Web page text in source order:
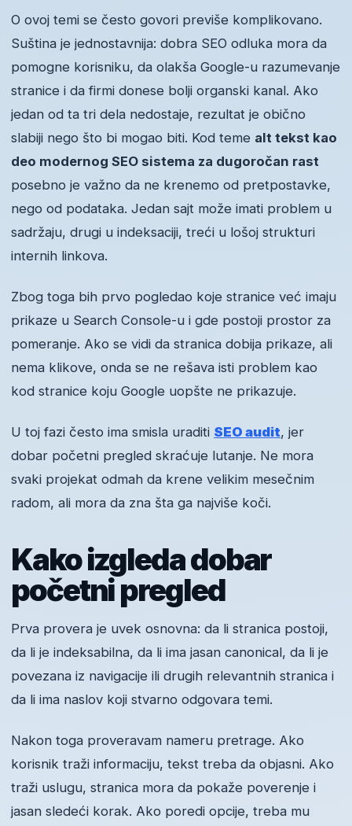
O ovoj temi se često govori previše komplikovano.
Suština je jednostavnija: dobra SEO odluka mora da
pomogne korisniku, da olakša Google-u razumevanje
stranice i da firmi donese bolji organski kanal. Ako
jedan od ta tri dela nedostaje, rezultat je obično
slabiji nego što bi mogao biti. Kod teme alt tekst kao
deo modernog SEO sistema za dugoročan rast
posebno je važno da ne krenemo od pretpostavke,
nego od podataka. Jedan sajt može imati problem u
sadržaju, drugi u indeksaciji, treći u lošoj strukturi
internih linkova.
Zbog toga bih prvo pogledao koje stranice već imaju
prikaze u Search Console-u i gde postoji prostor za
pomeranje. Ako se vidi da stranica dobija prikaze, ali
nema klikove, onda se ne rešava isti problem kao
kod stranice koju Google uopšte ne prikazuje.
U toj fazi često ima smisla uraditi SEO audit, jer
dobar početni pregled skraćuje lutanje. Ne mora
svaki projekat odmah da krene velikim mesečnim
radom, ali mora da zna šta ga najviše koči.
Kako izgleda dobar
početni pregled
Prva provera je uvek osnovna: da li stranica postoji,
da li je indeksabilna, da li ima jasan canonical, da li je
povezana iz navigacije ili drugih relevantnih stranica i
da li ima naslov koji stvarno odgovara temi.
Nakon toga proveravam nameru pretrage. Ako
korisnik traži informaciju, tekst treba da objasni. Ako
traži uslugu, stranica mora da pokaže poverenje i
jasan sledeći korak. Ako poredi opcije, treba mu